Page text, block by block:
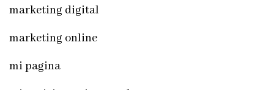
marketing digital
marketing online
mi pagina